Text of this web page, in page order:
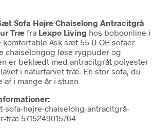
Sofa Højre Chaiselong Antracitgrå
Træ fra Lexpo Living hos boboonline i
komfortable Ask sæt 55 U OE sofaer
chaiselongog løse rygpuder og
er beklædt med antracitgråt polyester
i naturfarvet træ. En stor sofa, du
af i mange år i stuen
sofa-højre-chaiselong-antracitgrå-
træ 5715249015764